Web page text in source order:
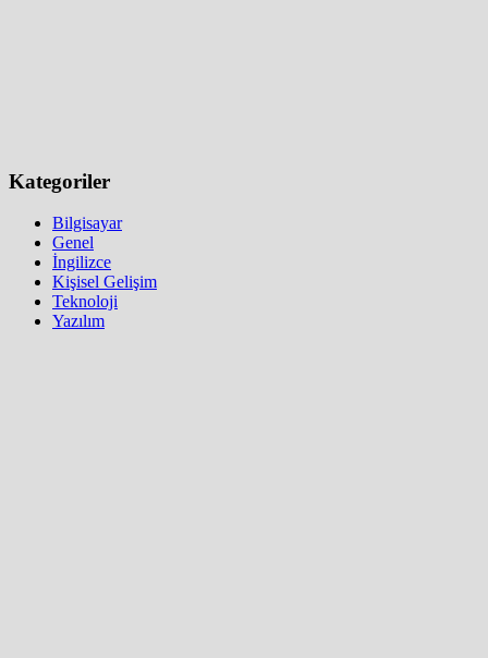
Kategoriler
Bilgisayar
Genel
İngilizce
Kişisel Gelişim
Teknoloji
Yazılım